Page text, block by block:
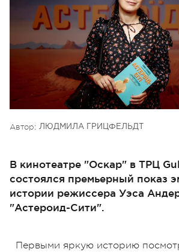
Автор: ЛЮДМИЛА ГРИЦФЕЛЬДТ
В кинотеатре "Оскар" в ТРЦ
состоялся премьерный показ
истории режиссера Уэса
"Астероид-Сити".
Первыми яркую историю